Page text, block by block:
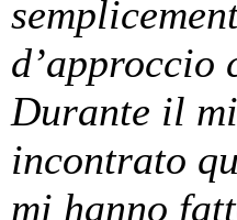
d’approccio
Durante il
incontrato
mi hanno